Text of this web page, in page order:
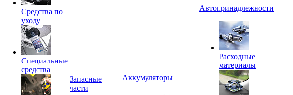
Средства по
уходу
Специальные
средства
Запасные
части
Аккумуляторы
Автопринадлежности
Расходные
материалы